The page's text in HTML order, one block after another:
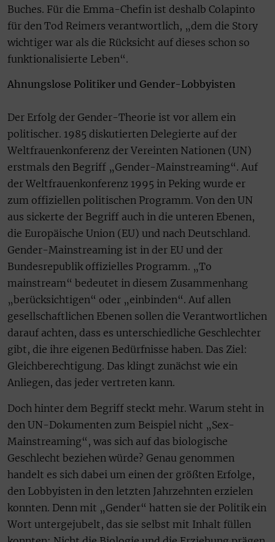
Buches. Für die Emma-Chefin ist deshalb Colapinto
für den Tod Reimers verantwortlich, „dem die Story
wichtiger war als die Rücksicht auf dieses schon so
funktionalisierte Leben“.
Ahnungslose Politiker und Gender-Lobbyisten
Der Erfolg der Gender-Theorie ist vor allem ein
politischer. 1985 diskutierten Delegierte auf der
Weltfrauenkonferenz der Vereinten Nationen (UN)
erstmals den Begriff „Gender-Mainstreaming“. Auf
der Weltfrauenkonferenz 1995 in Peking wurde er
zum offiziellen politischen Programm. Von den UN
aus sickerte der Begriff auch in die unteren Ebenen,
die Europäische Union (EU) und nach Deutschland.
Gender-Mainstreaming ist in der EU und der
Bundesrepublik offizielles Programm. „To
mainstream“ bedeutet in diesem Zusammenhang
„berücksichtigen“ oder „einbinden“. Auf allen
gesellschaftlichen Ebenen sollen die Verantwortlichen
darauf achten, dass es unterschiedliche Geschlechter
gibt, die ihre eigenen Bedürfnisse haben. Das Ziel:
Gleichberechtigung. Das klingt zunächst wie ein
Anliegen, das jeder vertreten kann.
Doch hinter dem Begriff steckt mehr. Warum steht in
den UN-Dokumenten zum Beispiel nicht „Sex-
Mainstreaming“, was sich auf das biologische
Geschlecht beziehen würde? Genau genommen
handelt es sich dabei um einen der größten Erfolge,
den Lobbyisten in den letzten Jahrzehnten erzielen
konnten. Denn mit „Gender“ hatten sie der Politik ein
Wort untergejubelt, das sie selbst mit Inhalt füllen